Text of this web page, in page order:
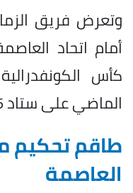
وتعرض فريق
أمام اتحاد
كأس
الماضي على ستاد 5 يوليو.
طاقم تحكيم
العاصمة